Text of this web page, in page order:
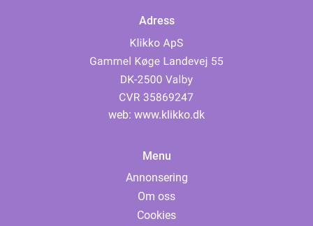
Adress
web: www.klikko.dk
Menu
Annonsering
Om oss
Cookies